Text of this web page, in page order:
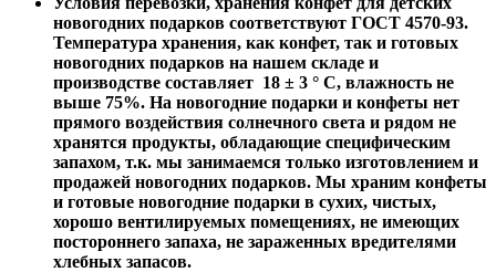
новогодних подарков соответствуют ГОСТ 4570-93.
Температура хранения, как конфет, так и готовых
новогодних подарков на нашем складе и
производстве составляет 18 ± 3 ° С, влажность не
выше 75%. На новогодние подарки и конфеты нет
прямого воздействия солнечного света и рядом не
хранятся продукты, обладающие специфическим
запахом, т.к. мы занимаемся только изготовлением и
продажей новогодних подарков. Мы храним конфеты
и готовые новогодние подарки в сухих, чистых,
хорошо вентилируемых помещениях, не имеющих
постороннего запаха, не зараженных вредителями
хлебных запасов.